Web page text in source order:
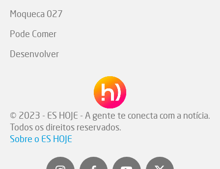
Moqueca 027
Pode Comer
Desenvolver
© 2023 - ES HOJE - A gente te conecta com a notícia.
Todos os direitos reservados.
Sobre o ES HOJE